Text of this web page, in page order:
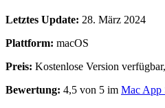
Letztes Update: 28. März 2024
Plattform: macOS
Preis: Kostenlose Version
Bewertung: 4,5 von 5 im Mac App